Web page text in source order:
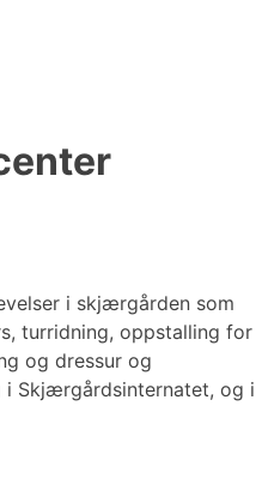
i skjærgården som
turridning, oppstalling for
og dressur og
Skjærgårdsinternatet, og i